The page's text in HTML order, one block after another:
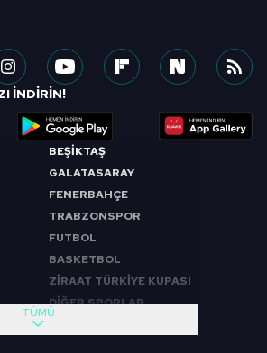
BEŞİKTAŞ
GALATASARAY
FENERBAHÇE
TRABZONSPOR
FUTBOL
BASKETBOL
ZİRAAT TÜRKİYE KUPASI
DİĞER SPORLAR
TÜMÜ
İNDİRİN!